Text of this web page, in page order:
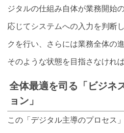
ジタルの仕組み自体が業務開始
応じてシステムへの入力を判断
クを行い、さらには業務全体の
そのような状態を目指さなけれ
全体最適を司る「ビジネ
ョン」
この「デジタル主導のプロセス